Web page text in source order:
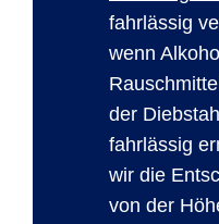
fahrlässig
wenn
der
fahrlässig
wir die
von der